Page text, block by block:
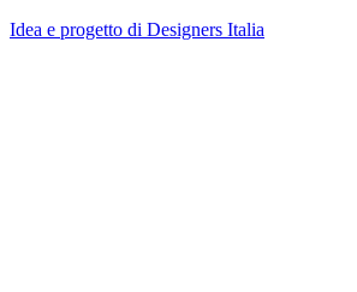
Idea e progetto di Designers Italia